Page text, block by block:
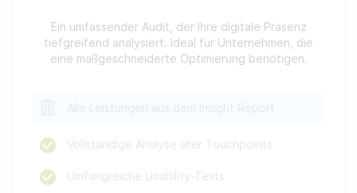
Ein umfassender Audit, der Ihre digitale Präsenz
tiefgreifend analysiert. Ideal für Unternehmen, die
eine maßgeschneiderte Optimierung benötigen.
Vollständige Analyse aller Touchpoints
Umfangreiche Usability-Tests